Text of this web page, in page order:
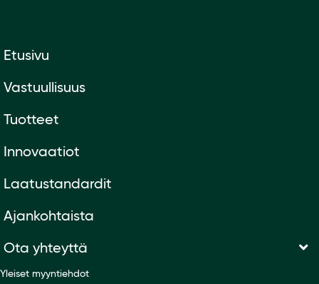
Etusivu
Vastuullisuus
Tuotteet
Innovaatiot
Laatustandardit
Ajankohtaista
Ota yhteyttä
Yleiset myyntiehdot